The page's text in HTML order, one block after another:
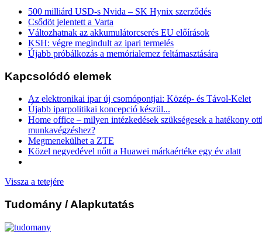
500 milliárd USD-s Nvida – SK Hynix szerződés
Csődöt jelentett a Varta
Változhatnak az akkumulátorcserés EU előírások
KSH: végre megindult az ipari termelés
Újabb próbálkozás a memórialemez feltámasztására
Kapcsolódó elemek
Az elektronikai ipar új csomópontjai: Közép- és Távol-Kelet
Újabb iparpolitikai koncepció készül...
Home office – milyen intézkedések szükségesek a hatékony
munkavégzéshez?
Megmenekülhet a ZTE
Közel negyedével nőtt a Huawei márkaértéke egy év alatt
Vissza a tetejére
Tudomány / Alapkutatás